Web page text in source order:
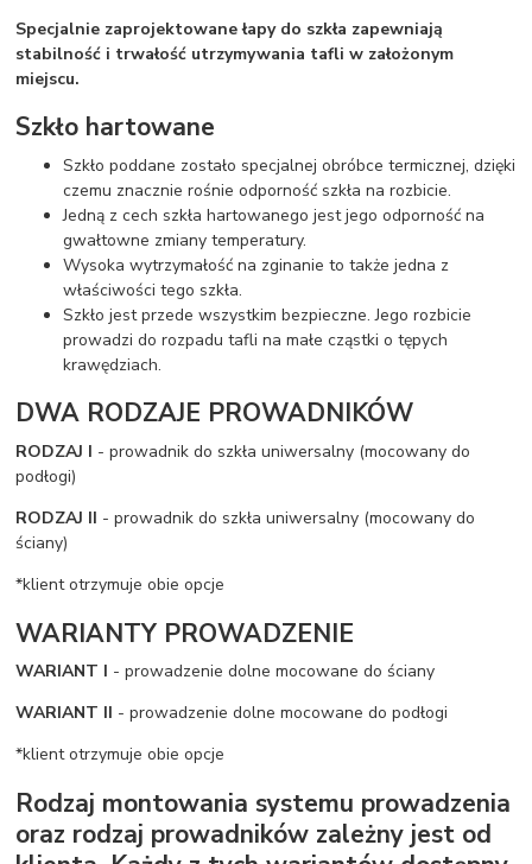
Specjalnie zaprojektowane łapy do szkła zapewniają
stabilność i trwałość utrzymywania tafli w założonym
miejscu.
Szkło hartowane
Szkło poddane zostało specjalnej obróbce termicznej, dzięki
czemu znacznie rośnie odporność szkła na rozbicie.
Jedną z cech szkła hartowanego jest jego odporność na
gwałtowne zmiany temperatury.
Wysoka wytrzymałość na zginanie to także jedna z
właściwości tego szkła.
Szkło jest przede wszystkim bezpieczne. Jego rozbicie
prowadzi do rozpadu tafli na małe cząstki o tępych
krawędziach.
DWA RODZAJE PROWADNIKÓW
RODZAJ I - prowadnik do szkła uniwersalny (mocowany do
podłogi)
RODZAJ II - prowadnik do szkła uniwersalny (mocowany do
ściany)
*klient otrzymuje obie opcje
WARIANTY PROWADZENIE
WARIANT I - prowadzenie dolne mocowane do ściany
WARIANT II - prowadzenie dolne mocowane do podłogi
*klient otrzymuje obie opcje
Rodzaj montowania systemu prowadzenia
oraz rodzaj prowadników zależny jest od